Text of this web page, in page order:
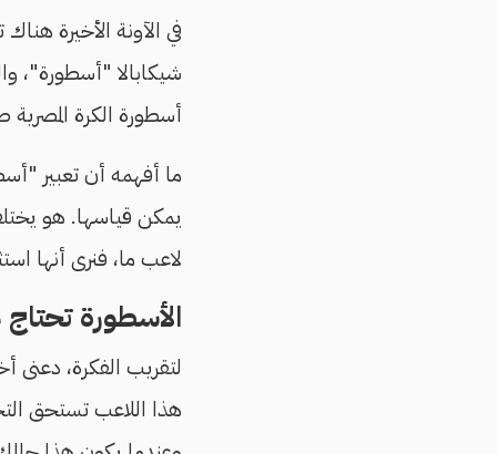
في الآونة الأخيرة
شيكابالا "أسطورة"،
أسطورة الكرة
ما أفهمه أن تعبير
يمكن قياسها. هو
لاعب ما، فنرى أنها
الأسطورة
لتقريب الفكرة،
هذا اللاعب تستحق